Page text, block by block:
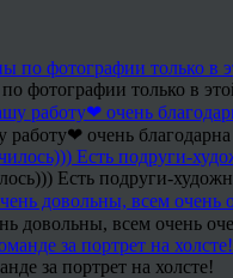
фотографии только в
работу❤ очень
Есть подруги-
довольны, всем очень
за портрет на холсте!